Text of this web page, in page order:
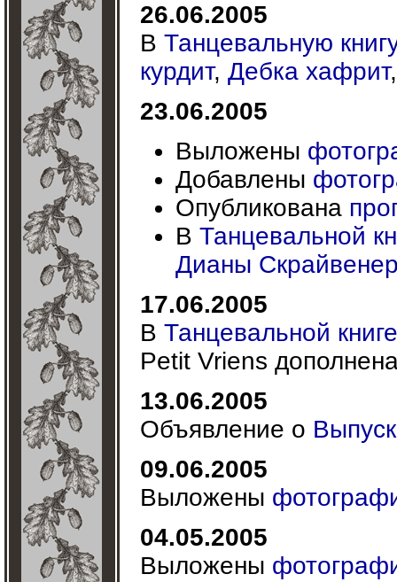
26.06.2005
В Танцевальную
курдит, Дебка хафрит
23.06.2005
Выложены
Добавлены
Опубликована
В Танцевальной
Дианы
17.06.2005
В Танцевальной книге
Petit Vriens
13.06.2005
Объявление о
09.06.2005
Выложены
04.05.2005
Выложены